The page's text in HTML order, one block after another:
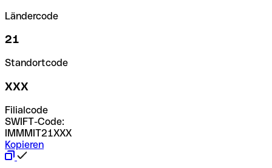
Ländercode
21
Standortcode
XXX
Filialcode
SWIFT-Code:
IMMMIT21XXX
Kopieren